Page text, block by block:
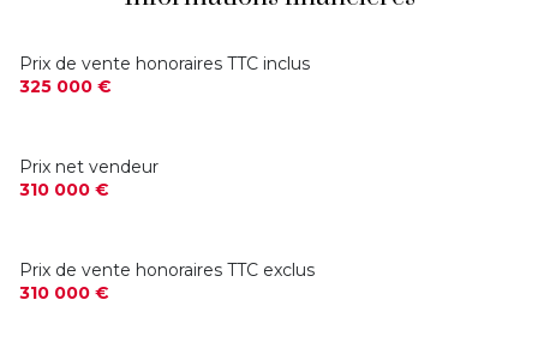
interphone
Prix de vente honoraires TTC inclus
325 000 €
Prix net vendeur
310 000 €
Prix de vente honoraires TTC exclus
310 000 €